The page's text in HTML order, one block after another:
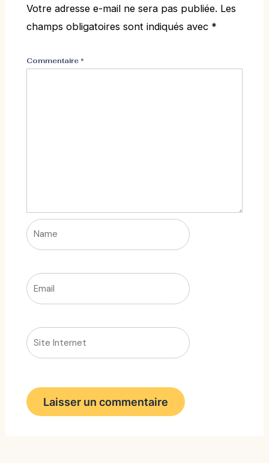
Votre adresse e-mail ne sera pas publiée. Les
champs obligatoires sont indiqués avec *
Commentaire*
Name
Email
Site
Internet